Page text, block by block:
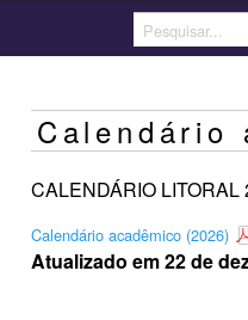
Calendário
CALENDÁRIO LITORAL
Calendário acadêmico (2026)
Atualizado em 22 de